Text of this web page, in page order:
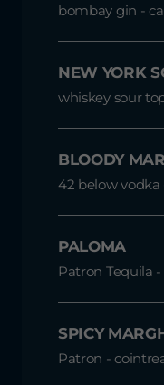
bombay gin -
NEW YORK
whiskey sour
BLOODY
42 below
PALOMA
Patron Tequila
SPICY
Patron -